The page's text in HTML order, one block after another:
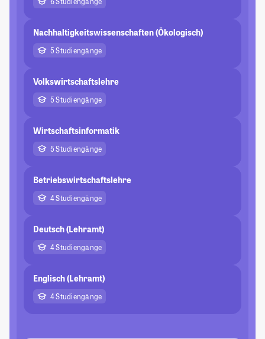
Nachhaltigkeitswissenschaften (Ökologisch)
5 Studiengänge
Volkswirtschaftslehre
5 Studiengänge
Wirtschaftsinformatik
5 Studiengänge
Betriebswirtschaftslehre
4 Studiengänge
Deutsch (Lehramt)
4 Studiengänge
Englisch (Lehramt)
4 Studiengänge